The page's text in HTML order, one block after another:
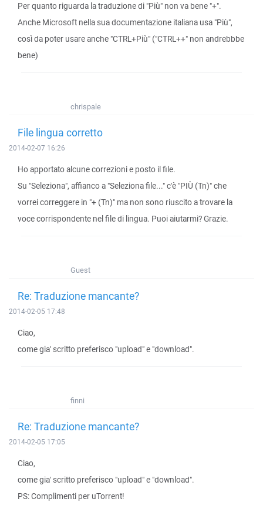
Per quanto riguarda la traduzione di "Più" non va bene "+".
Anche Microsoft nella sua documentazione italiana usa "Più",
così da poter usare anche "CTRL+Più" ("CTRL++" non andrebbbe
bene)
chrispale
File lingua corretto
2014-02-07 16:26
Ho apportato alcune correzioni e posto il file.
Su "Seleziona", affianco a "Seleziona file..." c'è "PIÙ (Tn)" che
vorrei correggere in "+ (Tn)" ma non sono riuscito a trovare la
voce corrispondente nel file di lingua. Puoi aiutarmi? Grazie.
Guest
Re: Traduzione mancante?
2014-02-05 17:48
Ciao,
come gia' scritto preferisco "upload" e "download".
finni
Re: Traduzione mancante?
2014-02-05 17:05
Ciao,
come gia' scritto preferisco "upload" e "download".
PS: Complimenti per uTorrent!